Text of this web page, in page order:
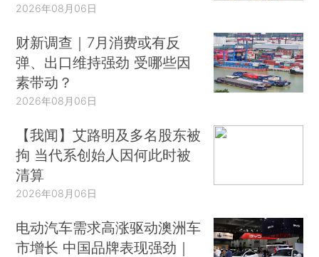
2026年08月06日
财新调查｜7月消费或有反
弹、出口维持强劲 受哪些因
素带动？
2026年08月06日
【我闻】艾路明及多名股东被
拘 当代系创始人因何此时被
清算
2026年08月06日
电动汽车需求高涨驱动澳洲车
市增长 中国品牌表现强劲｜